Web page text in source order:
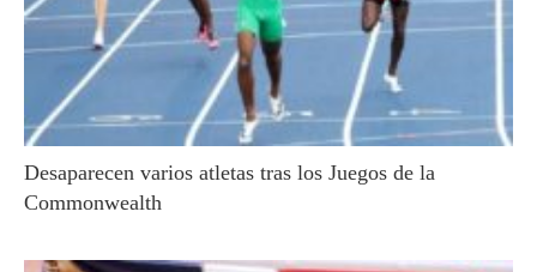
Desaparecen varios atletas tras los Juegos de la
Commonwealth